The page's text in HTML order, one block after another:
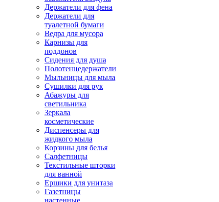
Держатели для фена
Держатели для
туалетной бумаги
Ведра для мусора
Карнизы для
поддонов
Сидения для душа
Полотенцедержатели
Мыльницы для мыла
Сушилки для рук
Абажуры для
светильника
Зеркала
косметические
Диспенсеры для
жидкого мыла
Корзины для белья
Салфетницы
Текстильные шторки
для ванной
Ершики для унитаза
Газетницы
настенные